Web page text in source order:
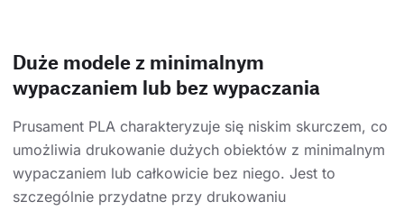
Duże modele z minimalnym
wypaczaniem lub bez wypaczania
Prusament PLA charakteryzuje się niskim skurczem, co
umożliwia drukowanie dużych obiektów z minimalnym
wypaczaniem lub całkowicie bez niego. Jest to
szczególnie przydatne przy drukowaniu